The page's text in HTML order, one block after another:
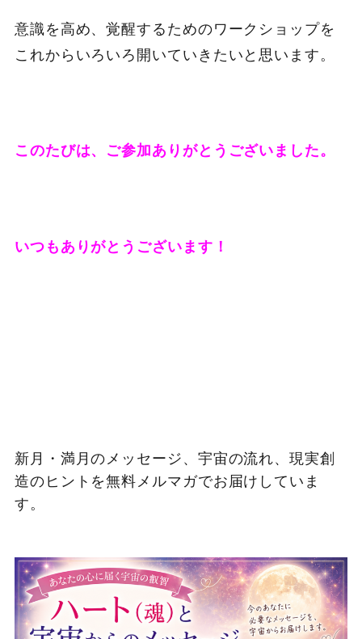
意識を高め、覚醒するためのワークショップを
これからいろいろ開いていきたいと思います。
このたびは、ご参加ありがとうございました。
いつもありがとうございます！
新月・満月のメッセージ、宇宙の流れ、現実創
造のヒントを無料メルマガでお届けしていま
す。